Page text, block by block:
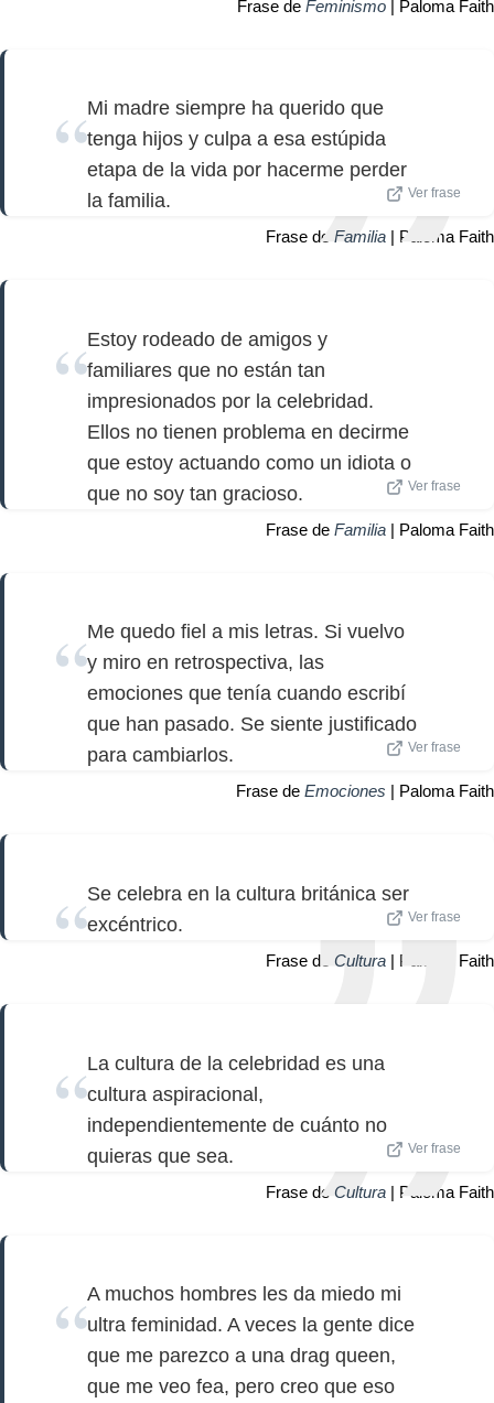
Frase de Feminismo | Paloma Faith
Mi madre siempre ha querido que
tenga hijos y culpa a esa estúpida
etapa de la vida por hacerme perder
la familia.
Ver frase
Frase de Familia | Paloma Faith
Estoy rodeado de amigos y
familiares que no están tan
impresionados por la celebridad.
Ellos no tienen problema en decirme
que estoy actuando como un idiota o
que no soy tan gracioso.
Ver frase
Frase de Familia | Paloma Faith
Me quedo fiel a mis letras. Si vuelvo
y miro en retrospectiva, las
emociones que tenía cuando escribí
que han pasado. Se siente justificado
para cambiarlos.
Ver frase
Frase de Emociones | Paloma Faith
Se celebra en la cultura británica ser
excéntrico.
Ver frase
Frase de Cultura | Paloma Faith
La cultura de la celebridad es una
cultura aspiracional,
independientemente de cuánto no
quieras que sea.
Ver frase
Frase de Cultura | Paloma Faith
A muchos hombres les da miedo mi
ultra feminidad. A veces la gente dice
que me parezco a una drag queen,
que me veo fea, pero creo que eso